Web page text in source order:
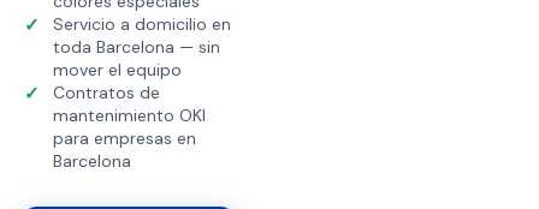
✓
Servicio a domicilio en
toda Barcelona — sin
mover el equipo
✓
Contratos de
mantenimiento OKI
para empresas en
Barcelona